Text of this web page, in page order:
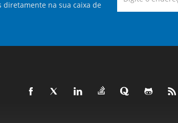
diretamente na sua caixa de